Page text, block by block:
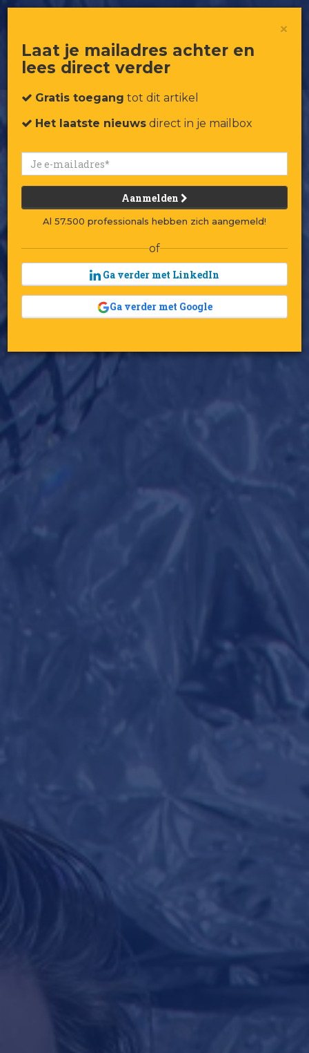
keukenapparatuur
×
Laat je mailadres achter en
lees direct verder
Gratis toegang tot dit artikel
Het laatste nieuws direct in je mailbox
Aanmelden
Al 57.500 professionals hebben zich aangemeld!
of
Ga verder met LinkedIn
Ga verder met Google